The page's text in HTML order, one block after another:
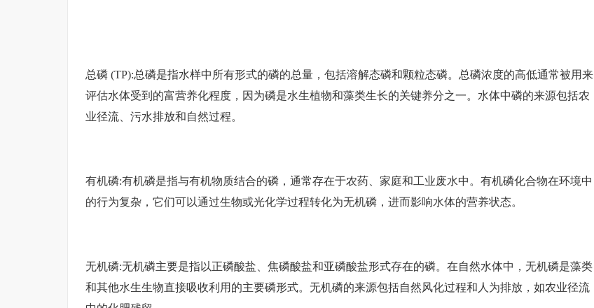
总磷 (TP):总磷是指水样中所有形式的磷的总量，包括溶解态磷和颗粒态磷。总磷浓度的高低通常被用来
评估水体受到的富营养化程度，因为磷是水生植物和藻类生长的关键养分之一。水体中磷的来源包括农
业径流、污水排放和自然过程。
有机磷:有机磷是指与有机物质结合的磷，通常存在于农药、家庭和工业废水中。有机磷化合物在环境中
的行为复杂，它们可以通过生物或光化学过程转化为无机磷，进而影响水体的营养状态。
无机磷:无机磷主要是指以正磷酸盐、焦磷酸盐和亚磷酸盐形式存在的磷。在自然水体中，无机磷是藻类
和其他水生生物直接吸收利用的主要磷形式。无机磷的来源包括自然风化过程和人为排放，如农业径流